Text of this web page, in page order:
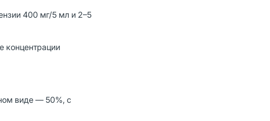
400 мг/5 мл и 2–5
концентрации
виде — 50%, с